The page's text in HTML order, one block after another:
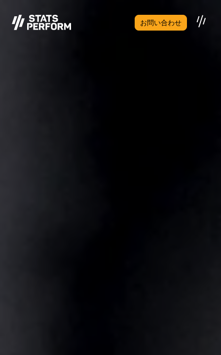
お問い合わせ